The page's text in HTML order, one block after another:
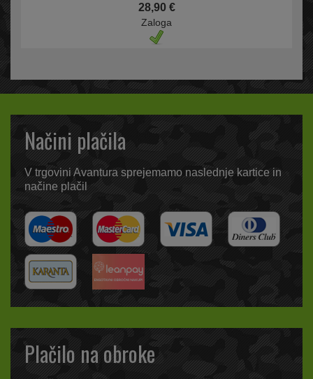
28,90 €
Zaloga
Načini plačila
V trgovini Avantura sprejemamo naslednje kartice in
načine plačil
Plačilo na obroke